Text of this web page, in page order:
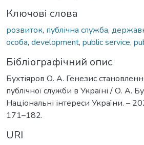
Ключові слова
розвиток, публічна служба,
особа, development, public service,
Бібліографічний опис
Бухтіяров О. А. Генезис
публічної служби в Україні / О. А.
Національні інтереси України. –
171–182.
URI